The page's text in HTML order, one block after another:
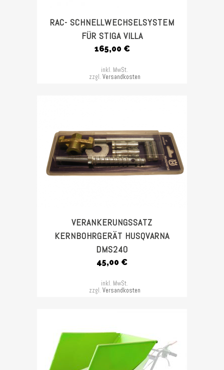
RAC- SCHNELLWECHSELSYSTEM
FÜR STIGA VILLA
165,00 €
inkl. MwSt.
zzgl. Versandkosten
VERANKERUNGSSATZ
KERNBOHRGERÄT HUSQVARNA
DMS240
45,00 €
inkl. MwSt.
zzgl. Versandkosten